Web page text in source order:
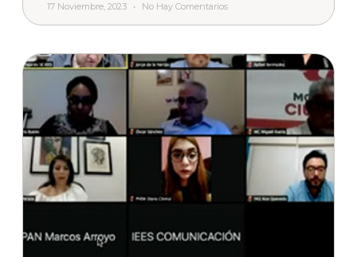
17 Noviembre, 2023 No Hay Comentarios